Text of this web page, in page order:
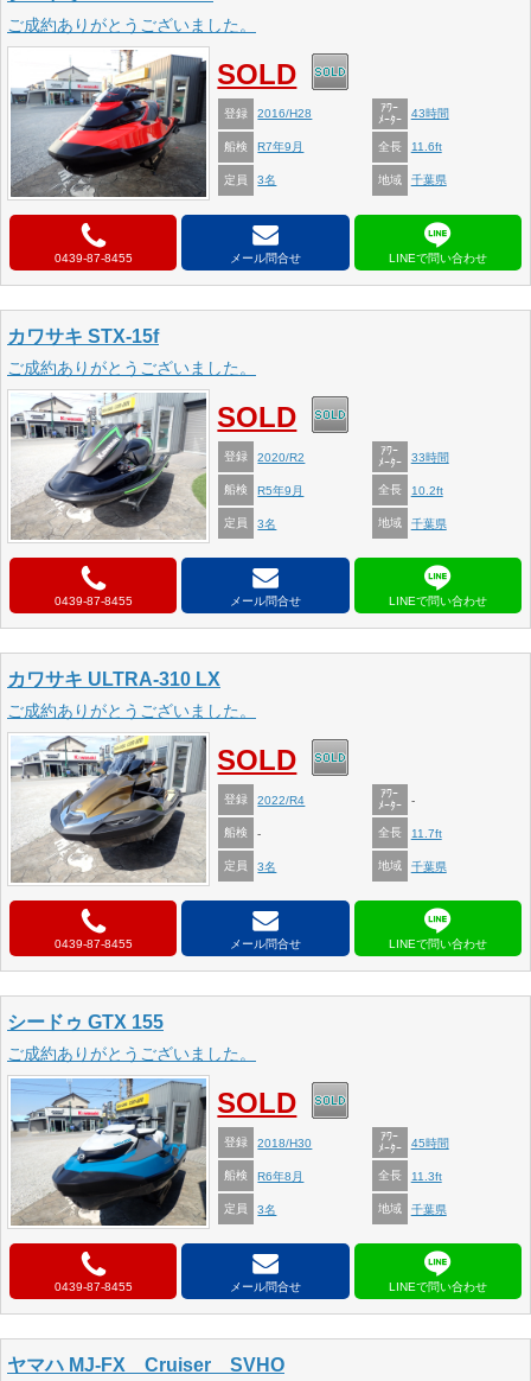
ご成約ありがとうございました。
SOLD
登録 2016/H28
ｱﾜｰ
ﾒｰﾀｰ
43時間
船検 R7年9月 全長 11.6ft
定員 3名 地域 千葉県
0439-87-8455 メール問合せ
カワサキ STX-15f
ご成約ありがとうございました。
SOLD
登録 2020/R2
ｱﾜｰ
ﾒｰﾀｰ
33時間
船検 R5年9月 全長 10.2ft
定員 3名 地域 千葉県
0439-87-8455 メール問合せ
カワサキ ULTRA-310 LX
ご成約ありがとうございました。
SOLD
登録 2022/R4
ｱﾜｰ
ﾒｰﾀｰ
-
船検 - 全長 11.7ft
定員 3名 地域 千葉県
0439-87-8455 メール問合せ
シードゥ GTX 155
ご成約ありがとうございました。
SOLD
登録 2018/H30
ｱﾜｰ
ﾒｰﾀｰ
45時間
船検 R6年8月 全長 11.3ft
定員 3名 地域 千葉県
0439-87-8455 メール問合せ
ヤマハ MJ-FX Cruiser SVHO